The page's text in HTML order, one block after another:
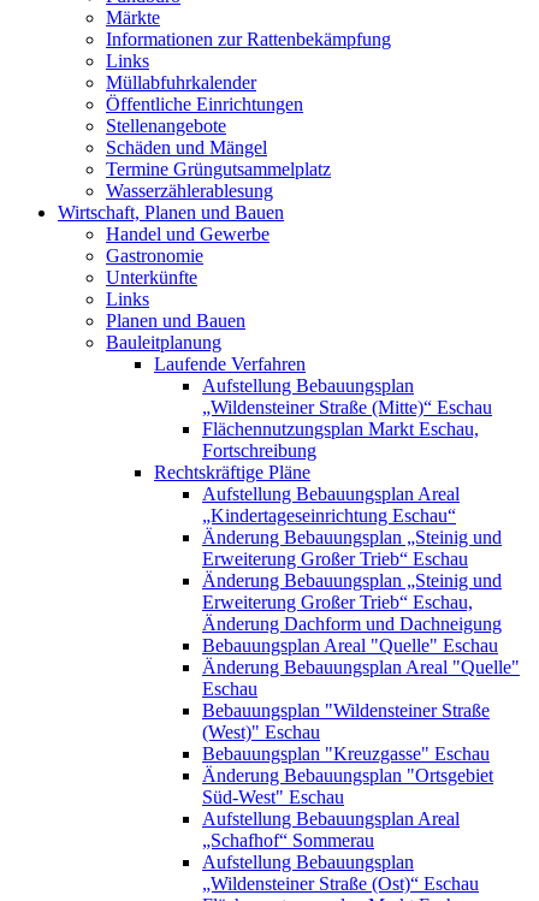
Märkte
Informationen zur Rattenbekämpfung
Links
Müllabfuhrkalender
Öffentliche Einrichtungen
Stellenangebote
Schäden und Mängel
Termine Grüngutsammelplatz
Wasserzählerablesung
Wirtschaft, Planen und Bauen
Handel und Gewerbe
Gastronomie
Unterkünfte
Links
Planen und Bauen
Bauleitplanung
Laufende Verfahren
Aufstellung Bebauungsplan
„Wildensteiner Straße (Mitte)“ Eschau
Flächennutzungsplan Markt Eschau,
Fortschreibung
Rechtskräftige Pläne
Aufstellung Bebauungsplan Areal
„Kindertageseinrichtung Eschau“
Änderung Bebauungsplan „Steinig und
Erweiterung Großer Trieb“ Eschau
Änderung Bebauungsplan „Steinig und
Erweiterung Großer Trieb“ Eschau,
Änderung Dachform und Dachneigung
Bebauungsplan Areal "Quelle" Eschau
Änderung Bebauungsplan Areal "Quelle"
Eschau
Bebauungsplan "Wildensteiner Straße
(West)" Eschau
Bebauungsplan "Kreuzgasse" Eschau
Änderung Bebauungsplan "Ortsgebiet
Süd-West" Eschau
Aufstellung Bebauungsplan Areal
„Schafhof“ Sommerau
Aufstellung Bebauungsplan
„Wildensteiner Straße (Ost)“ Eschau